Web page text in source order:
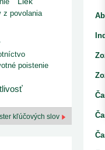
zverejnil zoznam
špeciálnych ...
dostupnosti zdravotnej
z...
Od 1. augusta 2026 sa
implementáciu nových
z povolania
poistenie
kľúčových slov